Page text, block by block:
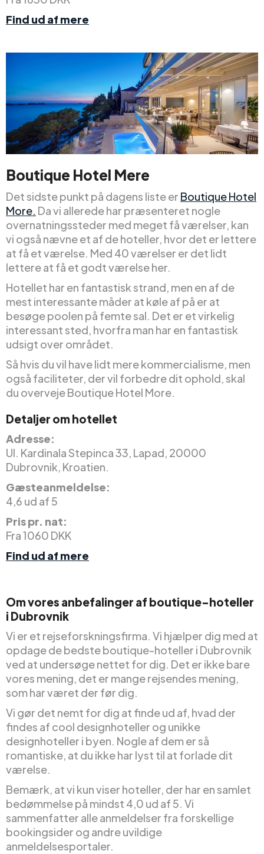
Find ud af mere
Boutique Hotel Mere
Det sidste punkt på dagens liste er Boutique Hotel
More. Da vi allerede har præsenteret nogle
overnatningssteder med meget få værelser, kan
vi også nævne et af de hoteller, hvor det er lettere
at få et værelse. Med 40 værelser er det lidt
lettere at få et godt værelse her.
Hotellet har en fantastisk strand, men en af de
mest interessante måder at køle af på er at
besøge poolen på femte sal. Det er et virkelig
interessant sted, hvorfra man har en fantastisk
udsigt over området.
Så hvis du vil have lidt mere kommercialisme, men
også faciliteter, der vil forbedre dit ophold, skal
du overveje Boutique Hotel More.
Detaljer om hotellet
Adresse:
Ul. Kardinala Stepinca 33, Lapad, 20000
Dubrovnik, Kroatien.
Gæsteanmeldelse:
4,6 ud af 5
Pris pr. nat:
Fra 1060 DKK
Find ud af mere
Om vores anbefalinger af boutique-hoteller
i Dubrovnik
Vi er et rejseforskningsfirma. Vi hjælper dig med at
opdage de bedste boutique-hoteller i Dubrovnik
ved at undersøge nettet for dig. Det er ikke bare
vores mening, det er mange rejsendes mening,
som har været der før dig.
Vi gør det nemt for dig at finde ud af, hvad der
findes af cool designhoteller og unikke
designhoteller i byen. Nogle af dem er så
romantiske, at du ikke har lyst til at forlade dit
værelse.
Bemærk, at vi kun viser hoteller, der har en samlet
bedømmelse på mindst 4,0 ud af 5. Vi
sammenfatter alle anmeldelser fra forskellige
bookingsider og andre uvildige
anmeldelsesportaler.